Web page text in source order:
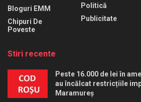
Bloguri EMM
Chipuri De
Poveste
Politică
Publicitate
Stiri recente
Peste 16.000 de lei în
au încălcat restricțiile
Maramureș